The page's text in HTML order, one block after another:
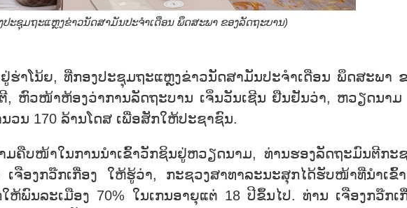
ປະຊຸມຖະແຫຼງຂ່າວນັດສາມັນປະຈຳເດືອນ ພຶດສະພາ ຂອງລັດຖະບານ)
ຮ່າໂນ້ຍ, ທີ່ກອງປະຊຸມຖະແຫຼງຂ່າວນັດສາມັນປະຈຳເດືອນ ພຶດສະພາ
, ຫົວໜ້າຫ້ອງວ່າການລັດຖະບານ ເຈິ່ນວັນເຊີນ ຢືນຢັນວ່າ, ຫວຽດນາມ
ວນ 170 ລ້ານໂດສ ເພື່ອສັກໃຫ້ປະຊາຊົນ.
ໃນການນຳເຂົ້າວັກຊິນຢູ່ຫວຽດນາມ, ທ່ານຮອງລັດຖະມົນຕີກະ
ຈືອງກວ໊ກເກື່ອງ ໃຫ້ຮູ້ວ່າ, ກະຊວງສາທາລະນະສຸກໄດ້ຮັບໜ້າທີ່ນຳເຂົ້
ຫ້ພົນລະເມືອງ 70% ໃນເກນອາຍຸແຕ່ 18 ປີຂຶ້ນໄປ. ທ່ານ ເຈືອງກວ໊ກເ